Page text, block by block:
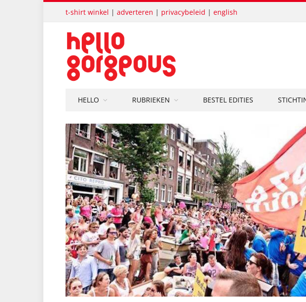
t-shirt winkel | adverteren | privacybeleid | english
HELLO RUBRIEKEN BESTEL EDITIES